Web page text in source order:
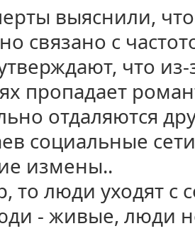
выяснили,
связано с
что
пропадает
отдаляются
социальные
измены..
то люди уходят с
- живые, люди